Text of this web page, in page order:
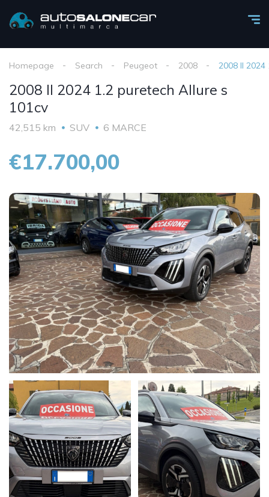
Homepage Search Peugeot 2008 2008 II
2008 II 2024 1.2 puretech Allure s
101cv
42,515 km SUV 6 MARCE
€17.700,00